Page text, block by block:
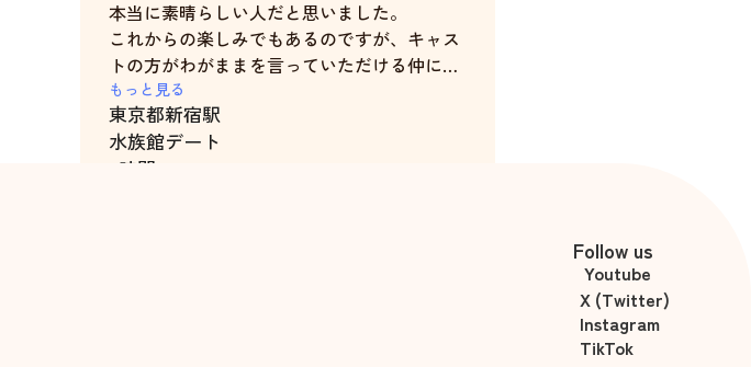
本当に素晴らしい人だと思いました。
これからの楽しみでもあるのですが、キャス
トの方がわがままを言っていただける仲にな
れたら嬉しいと感じました。
もっと見る
東京都新宿駅
水族館デート
6時間
Follow us
Youtube
X (Twitter)
Instagram
TikTok